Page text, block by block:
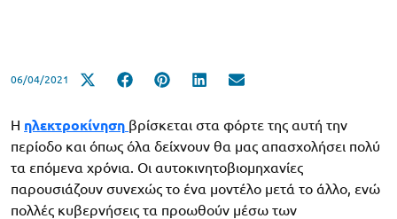
06/04/2021
Η ηλεκτροκίνηση βρίσκεται στα φόρτε της αυτή την
περίοδο και όπως όλα δείχνουν θα μας απασχολήσει πολύ
τα επόμενα χρόνια. Οι αυτοκινητοβιομηχανίες
παρουσιάζουν συνεχώς το ένα μοντέλο μετά το άλλο, ενώ
πολλές κυβερνήσεις τα προωθούν μέσω των